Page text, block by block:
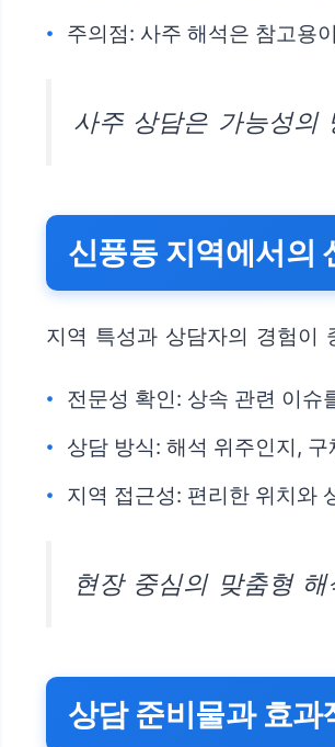
주의점: 사주 해석은 참고용
사주 상담은 가능성의
신풍동 지역에서의
지역 특성과 상담자의 경험이
전문성 확인: 상속 관련 이슈
상담 방식: 해석 위주인지,
지역 접근성: 편리한 위치와
현장 중심의 맞춤형
상담 준비물과 효과